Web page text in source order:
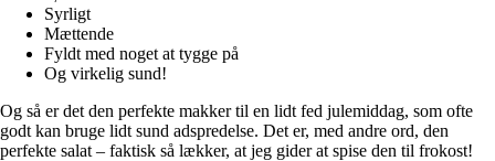
Syrligt
Mættende
Fyldt med noget at tygge på
Og virkelig sund!
Og så er det den perfekte makker til en lidt fed julemiddag, som ofte
godt kan bruge lidt sund adspredelse. Det er, med andre ord, den
perfekte salat – faktisk så lækker, at jeg gider at spise den til frokost!